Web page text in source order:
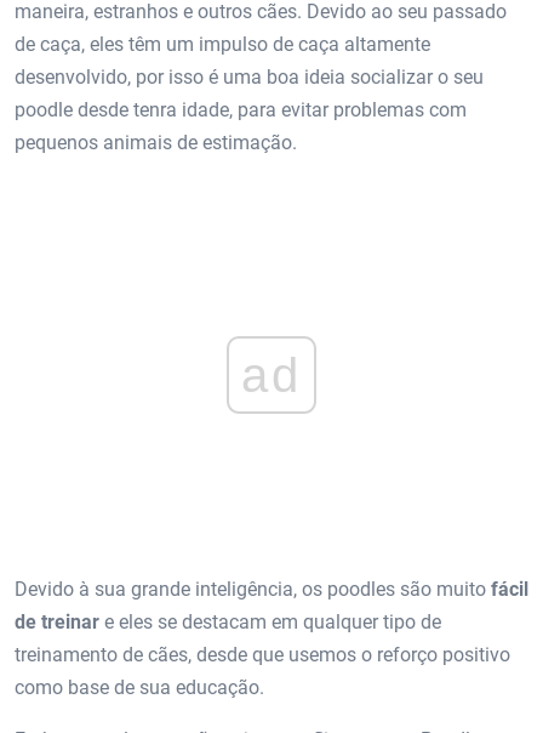
maneira, estranhos e outros cães. Devido ao seu passado
de caça, eles têm um impulso de caça altamente
desenvolvido, por isso é uma boa ideia socializar o seu
poodle desde tenra idade, para evitar problemas com
pequenos animais de estimação.
ad
Devido à sua grande inteligência, os poodles são muito fácil
de treinar e eles se destacam em qualquer tipo de
treinamento de cães, desde que usemos o reforço positivo
como base de sua educação.